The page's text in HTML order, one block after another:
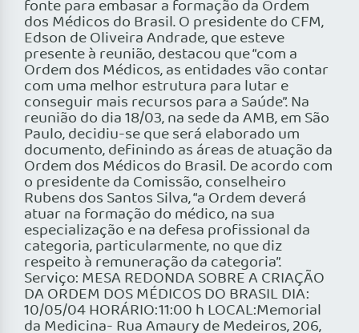
fonte para embasar a formação da Ordem
dos Médicos do Brasil. O presidente do CFM,
Edson de Oliveira Andrade, que esteve
presente à reunião, destacou que “com a
Ordem dos Médicos, as entidades vão contar
com uma melhor estrutura para lutar e
conseguir mais recursos para a Saúde”. Na
reunião do dia 18/03, na sede da AMB, em São
Paulo, decidiu-se que será elaborado um
documento, definindo as áreas de atuação da
Ordem dos Médicos do Brasil. De acordo com
o presidente da Comissão, conselheiro
Rubens dos Santos Silva, “a Ordem deverá
atuar na formação do médico, na sua
especialização e na defesa profissional da
categoria, particularmente, no que diz
respeito à remuneração da categoria”.
Serviço: MESA REDONDA SOBRE A CRIAÇÃO
DA ORDEM DOS MÉDICOS DO BRASIL DIA:
10/05/04 HORÁRIO:11:00 h LOCAL:Memorial
da Medicina- Rua Amaury de Medeiros, 206,